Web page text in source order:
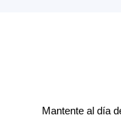
Mantente al día